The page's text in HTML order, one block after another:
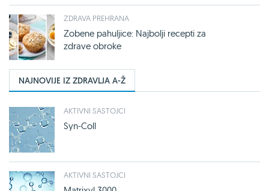
ZDRAVA PREHRANA
Zobene pahuljice: Najbolji recepti za
zdrave obroke
NAJNOVIJE IZ ZDRAVLJA A-Ž
AKTIVNI SASTOJCI
Syn-Coll
AKTIVNI SASTOJCI